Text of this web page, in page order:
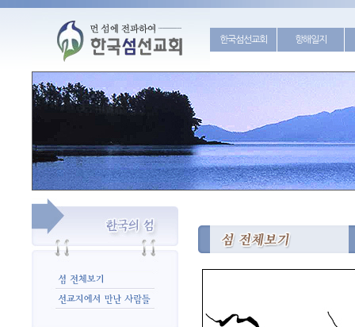
한국섬선교회 항해일지